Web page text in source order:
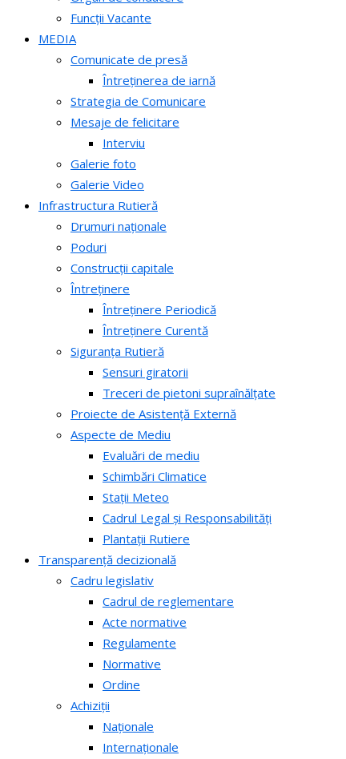
Funcții Vacante
MEDIA
Comunicate de presă
Întreținerea de iarnă
Strategia de Comunicare
Mesaje de felicitare
Interviu
Galerie foto
Galerie Video
Infrastructura Rutieră
Drumuri naționale
Poduri
Construcții capitale
Întreținere
Întreținere Periodică
Întreținere Curentă
Siguranța Rutieră
Sensuri giratorii
Treceri de pietoni supraînălțate
Proiecte de Asistență Externă
Aspecte de Mediu
Evaluări de mediu
Schimbări Climatice
Stații Meteo
Cadrul Legal și Responsabilități
Plantații Rutiere
Transparență decizională
Cadru legislativ
Cadrul de reglementare
Acte normative
Regulamente
Normative
Ordine
Achiziții
Naționale
Internaționale